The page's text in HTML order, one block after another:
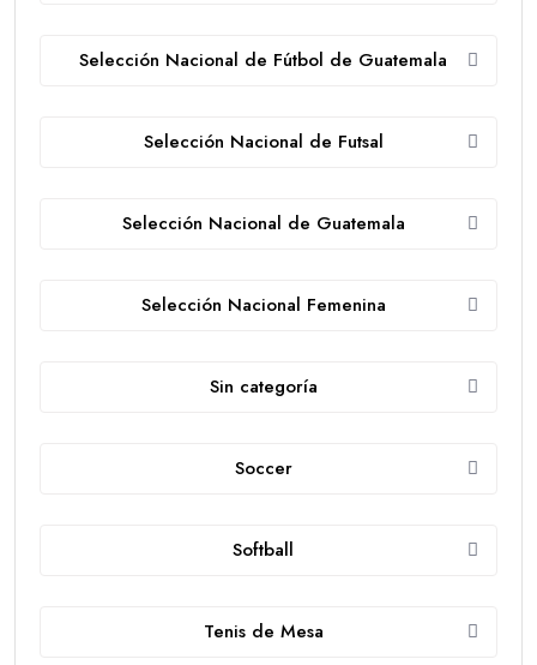
Selección Nacional de Fútbol de Guatemala
Selección Nacional de Futsal
Selección Nacional de Guatemala
Selección Nacional Femenina
Sin categoría
Soccer
Softball
Tenis de Mesa